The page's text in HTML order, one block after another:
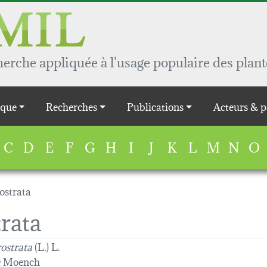
appliquée à l'usage populaire des
Recherches Publications Acteurs &
C D E F G H I J K L M N O
(L.) L.
Moench